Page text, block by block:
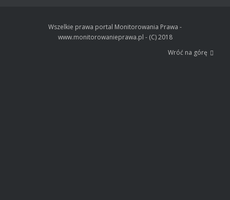
Wszelkie prawa portal Monitorowania Prawa -
www.monitorowanieprawa.pl - (C) 2018
Wróć na górę